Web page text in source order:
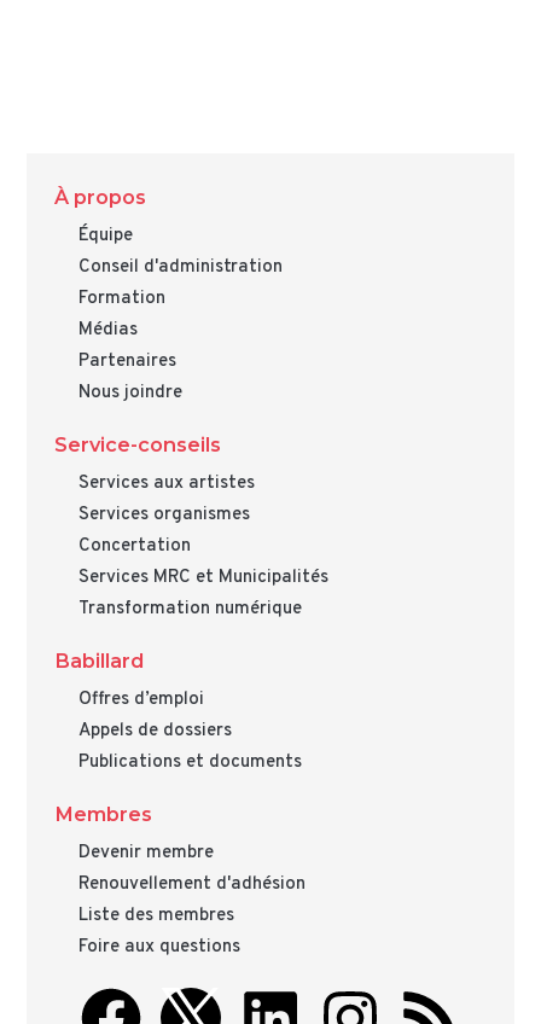
À propos
Équipe
Conseil d'administration
Formation
Médias
Partenaires
Nous joindre
Service-conseils
Services aux artistes
Services organismes
Concertation
Services MRC et Municipalités
Transformation numérique
Babillard
Offres d’emploi
Appels de dossiers
Publications et documents
Membres
Devenir membre
Renouvellement d'adhésion
Liste des membres
Foire aux questions